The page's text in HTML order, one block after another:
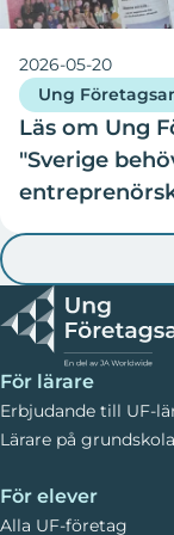
2026-05-20
Ung
Läs om Ung
"Sverige
För lärare
Erbjudande till UF-
Lärare på grundskola
För elever
Alla UF-företag